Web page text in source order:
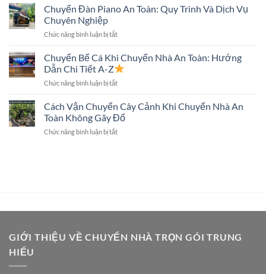
Toàn
Tivi
Lớn
Nhà
Trọn
Có
Két
Sắt
Không?
Giải
Chi
Tiết
Chuyển Đàn Piano An Toàn: Quy Trình Và Dịch Vụ
Chuyên Nghiệp
Chức năng bình luận bị tắtở
Đàn
Piano
An
Toàn:
Trình
Và
Vụ
Chuyển Bể Cá Khi Chuyển Nhà An Toàn: Hướng
Dẫn Chi Tiết A-Z
Chức năng bình luận bị tắtở
Bể
Cá
Khi
Chuyển
A-
Cách Vận Chuyển Cây Cảnh Khi Chuyển Nhà An
Toàn Không Gãy Đổ
Chức năng bình luận bị tắtở
Nhà
Toàn
Không
GIỚI THIỆU VỀ CHUYỂN NHÀ TRỌN GÓI TRUNG
HIẾU